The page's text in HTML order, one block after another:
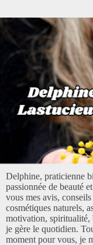
Delphine, praticienne
passionnée de beauté
vous mes avis,
cosmétiques naturels,
motivation, spiritualité,
je gère le quotidien.
moment pour vous, je